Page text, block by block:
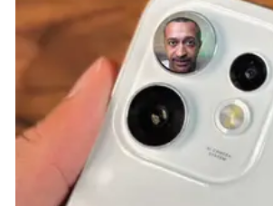
قطر تأثير النيزك، يمكن أن تقتلك
تحذيرًا قبل سقوط النيزك. يظهر حلقة
على الأرض قبل الاصطدام.
خوذة تحميك فعليًا من نيزك، ولكن